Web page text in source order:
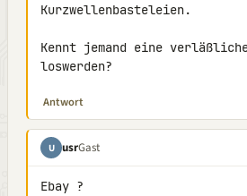
Kurzwellenbasteleien.
Kennt jemand eine
loswerden?
Antwort
U usrGast
Ebay ?